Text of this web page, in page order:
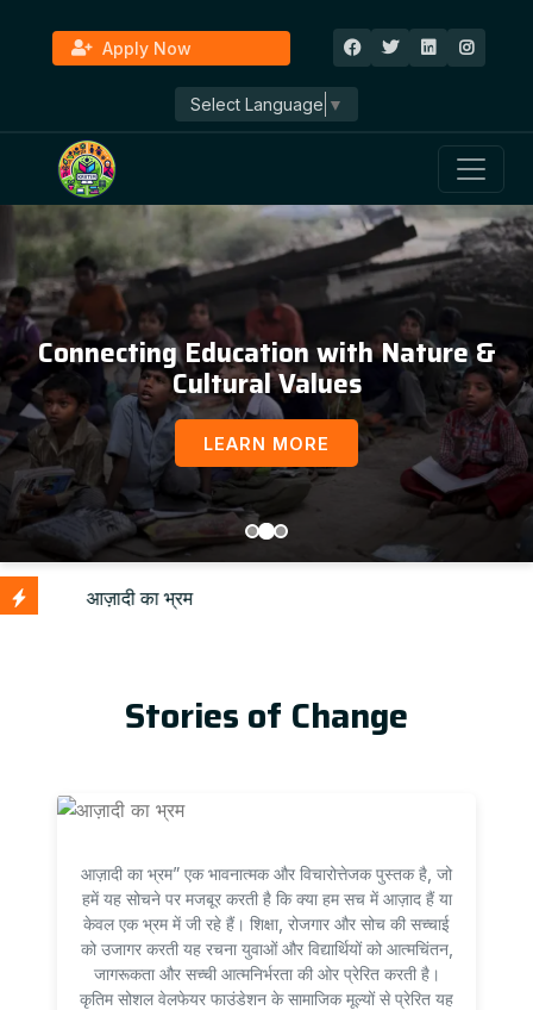
Apply Now
Select Language ▼
Connecting Education with Nature &
Cultural Values
LEARN MORE
Stories of Change
आज़ादी का भ्रम” एक भावनात्मक और विचारोत्तेजक पुस्तक है, जो
हमें यह सोचने पर मजबूर करती है कि क्या हम सच में आज़ाद हैं या
केवल एक भ्रम में जी रहे हैं। शिक्षा, रोजगार और सोच की सच्चाई
को उजागर करती यह रचना युवाओं और विद्यार्थियों को आत्मचिंतन,
जागरूकता और सच्ची आत्मनिर्भरता की ओर प्रेरित करती है।
कृतिम सोशल वेलफेयर फाउंडेशन के सामाजिक मूल्यों से प्रेरित यह